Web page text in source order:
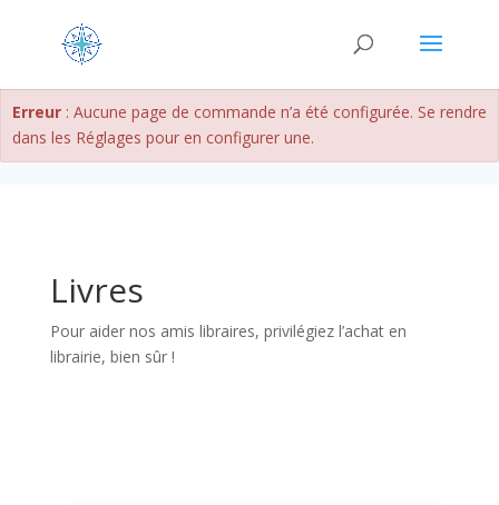
Erreur : Aucune page de commande n’a été configurée. Se rendre
dans les Réglages pour en configurer une.
Livres
Pour aider nos amis libraires, privilégiez l’achat en
librairie, bien sûr !